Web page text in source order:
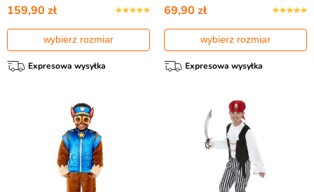
159,90 zł
wybierz rozmiar
Expresowa wysyłka
69,90 zł
wybierz rozmiar
Expresowa wysyłka